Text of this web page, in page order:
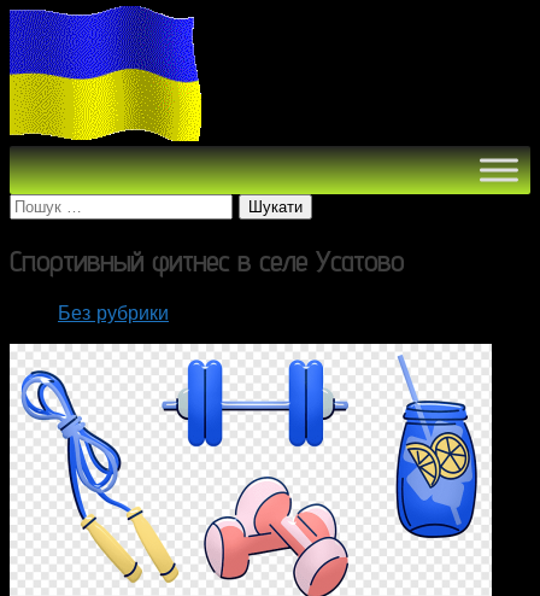
Пошук:
Спортивный фитнес в селе Усатово
Без рубрики